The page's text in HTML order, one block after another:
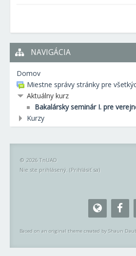
NAVIGÁCIA
Domov
Miestne správy stránky pre
Aktuálny kurz
Bakalársky seminár I. pre
Kurzy
© 2026 TnUAD
Nie ste prihlásený. (Prihlásiť sa)
Based on an original theme created by Shaun